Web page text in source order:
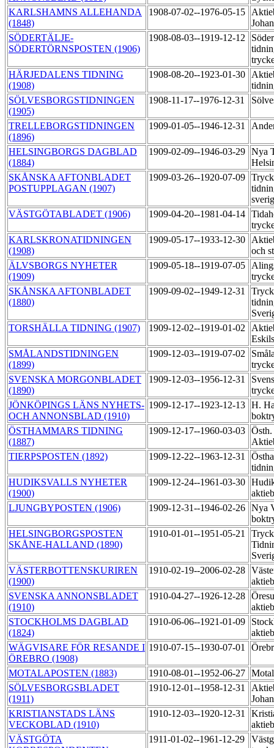
KARLSHAMNS ALLEHANDA
(1848)
1908-07-02--1976-05-15
SÖDERTÄLJE-
SÖDERTÖRNSPOSTEN (1906)
1908-08-03--1919-12-12
HÄRJEDALENS TIDNING
(1908)
1908-08-20--1923-01-30
SÖLVESBORGSTIDNINGEN
(1905)
1908-11-17--1976-12-31
TRELLEBORGSTIDNINGEN
(1896)
1909-01-05--1946-12-31
HELSINGBORGS DAGBLAD
(1884)
1909-02-09--1946-03-29 Nya
SKÅNSKA AFTONBLADET
POSTUPPLAGAN (1907)
1909-03-26--1920-07-09
VÄSTGÖTABLADET (1906)
1909-04-20--1981-04-14
KARLSKRONATIDNINGEN
(1908)
1909-05-17--1933-12-30
och
ÄLVSBORGS NYHETER
(1909)
1909-05-18--1919-07-05
SKÅNSKA AFTONBLADET
(1880)
1909-09-02--1949-12-31
TORSHÄLLA TIDNING (1907)
1909-12-02--1919-01-02
SMÅLANDSTIDNINGEN
(1899)
1909-12-03--1919-07-02
SVENSKA MORGONBLADET
(1890)
1909-12-03--1956-12-31
JÖNKÖPINGS LÄNS NYHETS-
OCH ANNONSBLAD (1910)
1909-12-17--1923-12-13 H.
ÖSTHAMMARS TIDNING
(1887)
1909-12-17--1960-03-03
TIERPSPOSTEN (1892)
1909-12-22--1963-12-31
HUDIKSVALLS NYHETER
(1900)
1909-12-24--1961-03-30
LJUNGBYPOSTEN (1906)
1909-12-31--1946-02-26 Nya
HELSINGBORGSPOSTEN
SKÅNE-HALLAND (1890)
1910-01-01--1951-05-21
VÄSTERBOTTENSKURIREN
(1900)
1910-02-19--2006-02-28
SVENSKA ANNONSBLADET
(1910)
1910-04-27--1926-12-28
STOCKHOLMS DAGBLAD
(1824)
1910-06-06--1921-01-09
WÄGVISARE FÖR RESANDE I
ÖREBRO (1908)
1910-07-15--1930-07-01
MOTALAPOSTEN (1883) 1910-08-01--1952-06-27
SÖLVESBORGSBLADET
(1911)
1910-12-01--1958-12-31
KRISTIANSTADS LÄNS
VECKOBLAD (1910)
1910-12-03--1920-12-31
VÄSTGÖTA
1911-01-02--1961-12-29